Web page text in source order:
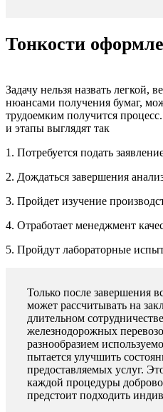
Тонкости
Задачу нельзя назвать легкой,
нюансами получения бумаг,
трудоемким получится
и этапы выглядят так
1. Потребуется подать
2. Дождаться завершения
3. Пройдет изучение
4. Отработает менеджмент
5. Пройдут лабораторные
Только после завершения
может рассчитывать на
длительном
железнодорожных
разнообразием
пытается улучшить
предоставляемых услуг.
каждой процедуры
предстоит подходить